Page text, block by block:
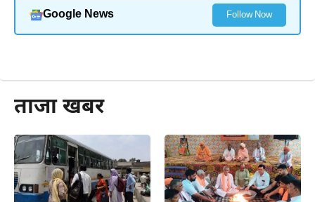
Google News Follow Now
ताजा खबर